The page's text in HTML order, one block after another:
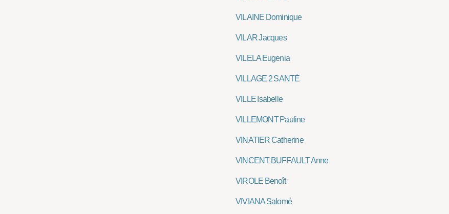
VILAINE Dominique
VILAR Jacques
VILELA Eugenia
VILLAGE 2 SANTÉ
VILLE Isabelle
VILLEMONT Pauline
VINATIER Catherine
VINCENT BUFFAULT Anne
VIROLE Benoît
VIVIANA Salomé